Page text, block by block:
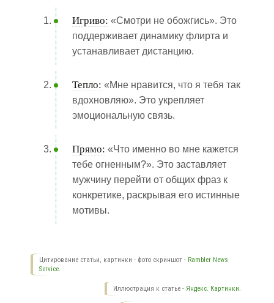
Игриво: «Смотри не обожгись». Это
поддерживает динамику флирта и
устанавливает дистанцию.
Тепло: «Мне нравится, что я тебя так
вдохновляю». Это укрепляет
эмоциональную связь.
Прямо: «Что именно во мне кажется
тебе огненным?». Это заставляет
мужчину перейти от общих фраз к
конкретике, раскрывая его истинные
мотивы.
Цитирование статьи, картинки - фото скриншот - Rambler News
Service.
Иллюстрация к статье - Яндекс. Картинки.